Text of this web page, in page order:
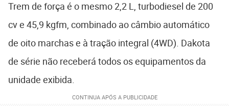
Trem de força é o mesmo 2,2 L, turbodiesel de 200
cv e 45,9 kgfm, combinado ao câmbio automático
de oito marchas e à tração integral (4WD). Dakota
de série não receberá todos os equipamentos da
unidade exibida.